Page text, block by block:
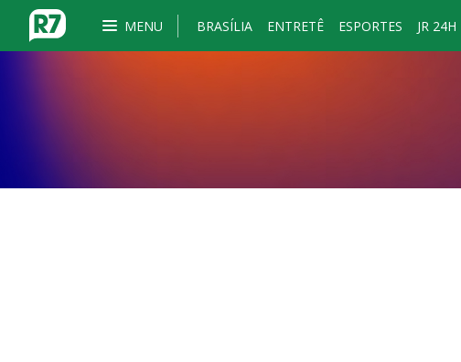
MENU BRASÍLIA ENTRETÊ ESPORTES JR 24H